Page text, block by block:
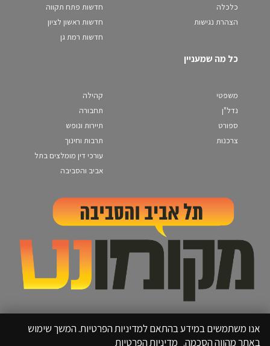
כלכלה
הצהרת נגישות
חדשות פתח תקווה
חדשות ראשון לציון
חדשות רמת גן
כל מה שמעניין
משפטי
נדל"ן
ספורט
צרכנות
קהילה
תחבורה
תיירות ונופש
תרבות וחינוך
עורכי דין מומלצים בתל
אביב והסביבה
אנו משתמשים במידע בהתאם למדיניות הפרטיות. המשך שימוש
באתר מהווה הסכמה. מדיניות הפרטיות